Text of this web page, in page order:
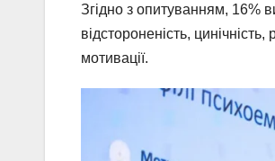
Згідно з опитуванням, 16%
відстороненість,
мотивації.